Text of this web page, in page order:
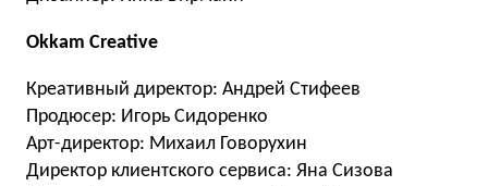
Okkam Creative
Креативный директор: Андрей Стифеев
Продюсер: Игорь Сидоренко
Арт-директор: Михаил Говорухин
Директор клиентского сервиса: Яна Сизова